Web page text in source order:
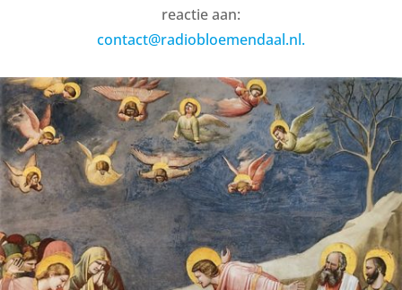
reactie aan:
contact@radiobloemendaal.nl.